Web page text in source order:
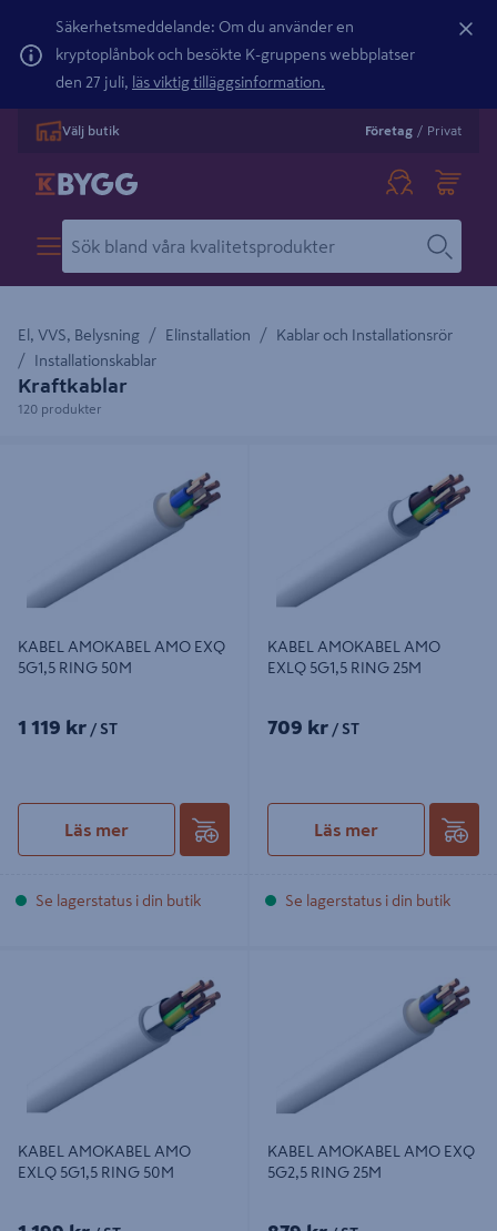
Säkerhetsmeddelande: Om du använder en
kryptoplånbok och besökte K-gruppens webbplatser
den 27 juli, läs viktig tilläggsinformation.
Välj butik Företag / Privat
El, VVS, Belysning Elinstallation
Kablar och Installationsrör
Installationskablar
Kraftkablar
120 produkter
KABEL AMOKABEL AMO EXQ
5G1,5 RING 50M
1 119 kr / ST
Läs mer
Se lagerstatus i din butik
KABEL AMOKABEL AMO
EXLQ 5G1,5 RING 25M
709 kr / ST
Läs mer
Se lagerstatus i din butik
KABEL AMOKABEL AMO
EXLQ 5G1,5 RING 50M
KABEL AMOKABEL AMO EXQ
5G2,5 RING 25M